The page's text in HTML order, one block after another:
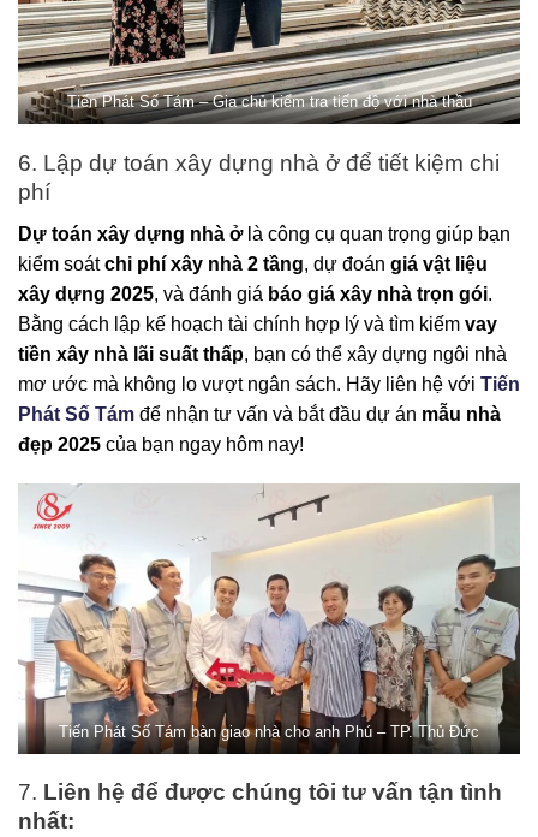
Tiến Phát Số Tám – Gia chủ kiểm tra tiến độ với nhà thầu
6. Lập dự toán xây dựng nhà ở để tiết kiệm chi
phí
Dự toán xây dựng nhà ởlà công cụ quan trọng giúp bạn
kiểm soátchi phí xây nhà 2 tầng, dự đoán giá vật liệu
xây dựng 2025, và đánh giá báo giá xây nhà trọn gói.
Bằng cách lập kế hoạch tài chính hợp lý và tìm kiếm vay
tiền xây nhà lãi suất thấp, bạn có thể xây dựng ngôi nhà
mơ ước mà không lo vượt ngân sách. Hãy liên hệ với Tiến
Phát Số Tám để nhận tư vấn và bắt đầu dự án mẫu nhà
đẹp 2025 của bạn ngay hôm nay!
Tiến Phát Số Tám bàn giao nhà cho anh Phú – TP. Thủ Đức
7. Liên hệ để được chúng tôi tư vấn tận tình
nhất: